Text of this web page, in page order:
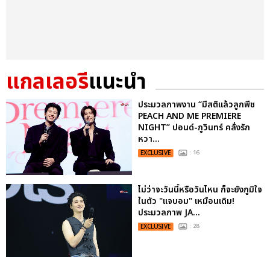
แกลเลอรีแนะนำ
ประมวลภาพงาน “มีสติแล้วลูกพีช
PEACH AND ME PREMIERE
NIGHT” ปอนด์-ภูวินทร์ คลั่งรัก
หวา...
EXCLUSIVE : 16
ไม่ว่าจะวันนี้หรือวันไหน ก็จะยังภูมิใจ
ในตัว "แจบอม" เหมือนเดิม!
ประมวลภาพ JA...
EXCLUSIVE : 28